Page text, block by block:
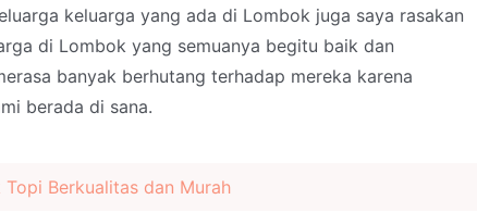
keluarga yang ada di Lombok juga saya rasakan
di Lombok yang semuanya begitu baik dan
banyak berhutang terhadap mereka karena
berada di sana.
Berkualitas dan Murah